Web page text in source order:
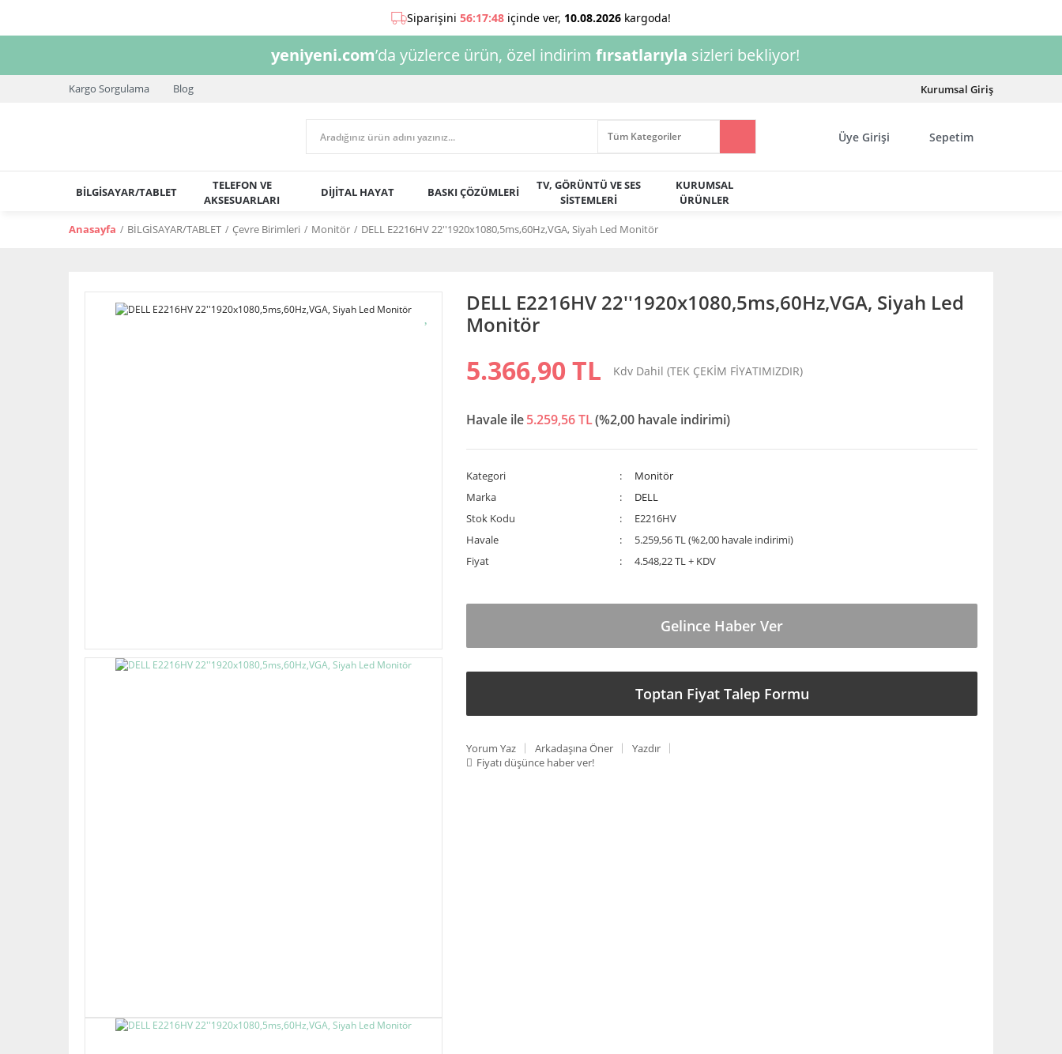
yeniyeni.com’da yüzlerce ürün, özel indirim fırsatlarıyla sizleri bekliyor!
Kargo Sorgulama Blog Kurumsal Giriş
Üye Girişi Sepetim
BİLGİSAYAR/TABLET
TELEFON VE
AKSESUARLARI
DİJİTAL HAYAT BASKI ÇÖZÜMLERİ
TV, GÖRÜNTÜ VE SES
SİSTEMLERİ
KURUMSAL
ÜRÜNLER
Anasayfa BİLGİSAYAR/TABLET Çevre Birimleri Monitör DELL E2216HV 22''1920x1080,5ms,60Hz,VGA, Siyah Led Monitör
DELL E2216HV 22''1920x1080,5ms,60Hz,VGA, Siyah Led
Monitör
5.366,90 TL Kdv Dahil (TEK ÇEKİM FİYATIMIZDIR)
Havale ile5.259,56 TL(%2,00 havale indirimi)
Kategori
Monitör
Marka
DELL
Stok Kodu
E2216HV
Havale
5.259,56 TL (%2,00 havale indirimi)
Fiyat
4.548,22 TL + KDV
Gelince Haber Ver
Toptan Fiyat Talep Formu
Yorum Yaz Arkadaşına Öner
Yazdır
Fiyatı düşünce haber ver!